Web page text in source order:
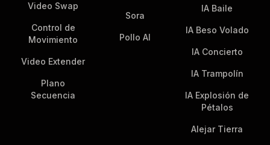
Video Swap
Control de
Movimiento
Video Extender
Plano
Secuencia
Sora
Pollo AI
IA Baile
IA Beso Volado
IA Concierto
IA Trampolín
IA Explosión de
Pétalos
Alejar Tierra